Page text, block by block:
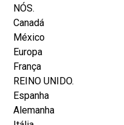
NÓS.
Canadá
México
Europa
França
REINO UNIDO.
Espanha
Alemanha